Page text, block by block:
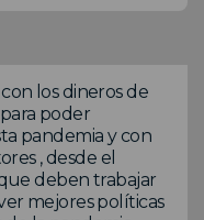
los dineros de
poder
pandemia y con
, desde el
deben trabajar
mejores políticas